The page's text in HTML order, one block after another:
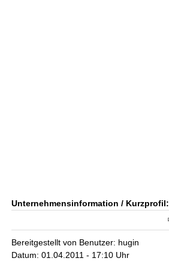
Unternehmensinformation / Kurzprofil:
Bereitgestellt von Benutzer: hugin
Datum: 01.04.2011 - 17:10 Uhr